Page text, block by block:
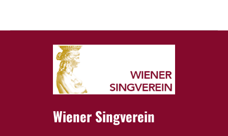
Wiener Singverein